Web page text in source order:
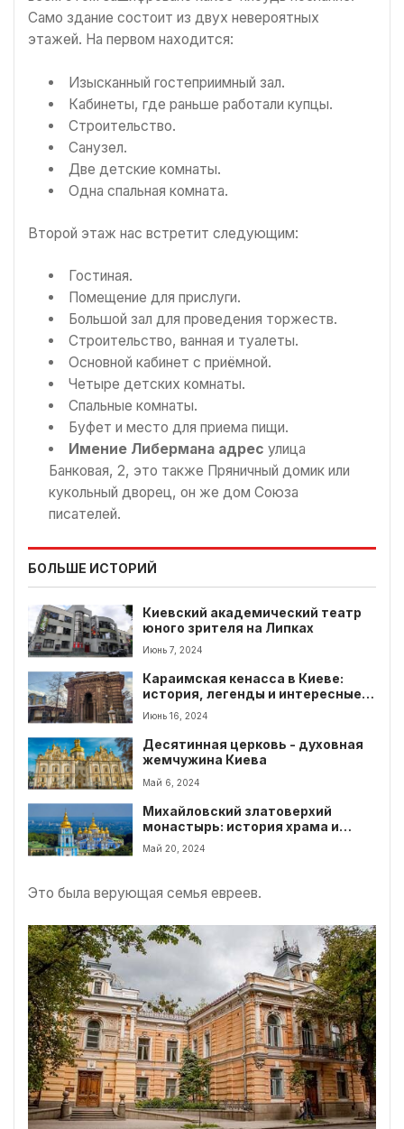
Само здание состоит из двух невероятных
этажей. На первом находится:
Изысканный гостеприимный зал.
Кабинеты, где раньше работали купцы.
Строительство.
Санузел.
Две детские комнаты.
Одна спальная комната.
Второй этаж нас встретит следующим:
Гостиная.
Помещение для прислуги.
Большой зал для проведения торжеств.
Строительство, ванная и туалеты.
Основной кабинет с приёмной.
Четыре детских комнаты.
Спальные комнаты.
Буфет и место для приема пищи.
Имение Либермана адрес улица
Банковая, 2, это также Пряничный домик или
кукольный дворец, он же дом Союза
писателей.
БОЛЬШЕ ИСТОРИЙ
Киевский академический театр
юного зрителя на Липках
Июнь 7, 2024
Караимская кенасса в Киеве:
история, легенды и интересные
факты
Июнь 16, 2024
Десятинная церковь - духовная
жемчужина Киева
Май 6, 2024
Михайловский златоверхий
монастырь: история храма и
интересные факты
Май 20, 2024
Это была верующая семья евреев.